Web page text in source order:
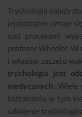
Trychologia należy
jej początek uznaje
nad procesami
profesor Wheeler. W
i włosów zaczęto
trychologia jest
medycznych. Wiele
kształcenia w tym
szkolenie